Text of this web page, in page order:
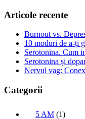
Articole recente
Burnout vs.
10 moduri de a-ți
Serotonina. Cum
Serotonina și
Nervul vag:
Categorii
5 AM (1)